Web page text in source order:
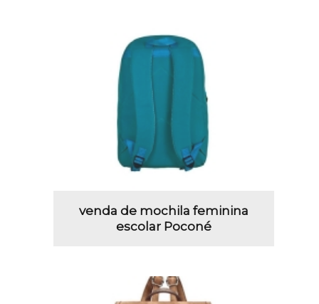
venda de mochila feminina
escolar Poconé